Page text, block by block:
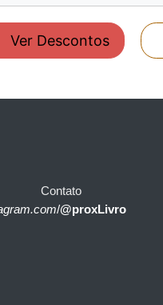
Ver Descontos
Contato
/@proxLivro